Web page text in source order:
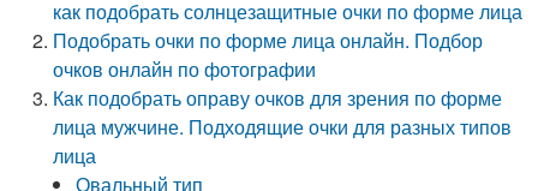
как подобрать солнцезащитные очки по форме лица
Подобрать очки по форме лица онлайн. Подбор
очков онлайн по фотографии
Как подобрать оправу очков для зрения по форме
лица мужчине. Подходящие очки для разных типов
лица
Овальный тип